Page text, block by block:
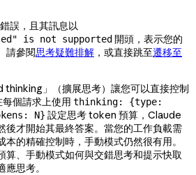
誤，且其訊息以
is not supported 開頭，表示您的
請參閱思考疑難排解 ，或直接跳至遷移至
」（擴展思考）讓您可以直接控制
個請求上使用 thinking: {type:
N} 設定思考 token 預算，Claude
後才開始其最終答案。當您的工作負載需
的精確控制時，手動模式仍然很有用。
算、手動模式如何與交錯思考和提示快取
思考。